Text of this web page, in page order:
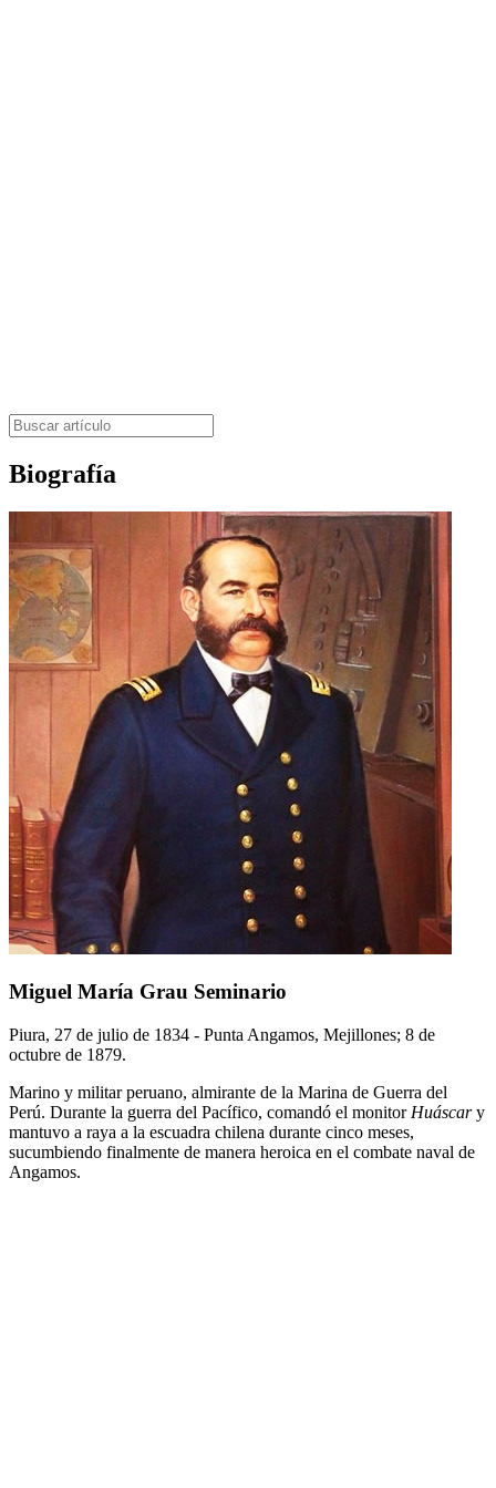
Biografía
Miguel María Grau Seminario
Piura, 27 de julio de 1834 - Punta Angamos, Mejillones; 8 de
octubre de 1879.
Marino y militar peruano, almirante de la Marina de Guerra del
Perú. Durante la guerra del Pacífico, comandó el monitor Huáscary
mantuvo a raya a la escuadra chilena durante cinco meses,
sucumbiendo finalmente de manera heroica en el combate naval de
Angamos.